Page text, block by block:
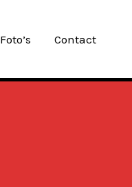
Foto’s Contact